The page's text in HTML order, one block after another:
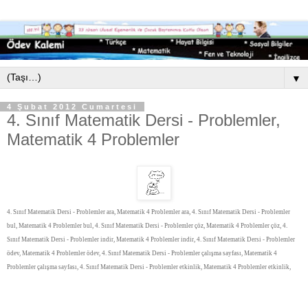
▼
4 Şubat 2012 Cumartesi
4. Sınıf Matematik Dersi - Problemler,
Matematik 4 Problemler
4. Sınıf Matematik Dersi - Problemler ara, Matematik 4 Problemler ara, 4. Sınıf Matematik Dersi - Problemler
bul, Matematik 4 Problemler bul, 4. Sınıf Matematik Dersi - Problemler çöz, Matematik 4 Problemler çöz, 4.
Sınıf Matematik Dersi - Problemler indir, Matematik 4 Problemler indir, 4. Sınıf Matematik Dersi - Problemler
ödev, Matematik 4 Problemler ödev, 4. Sınıf Matematik Dersi - Problemler çalışma sayfası, Matematik 4
Problemler çalışma sayfası, 4. Sınıf Matematik Dersi - Problemler etkinlik, Matematik 4 Problemler etkinlik,